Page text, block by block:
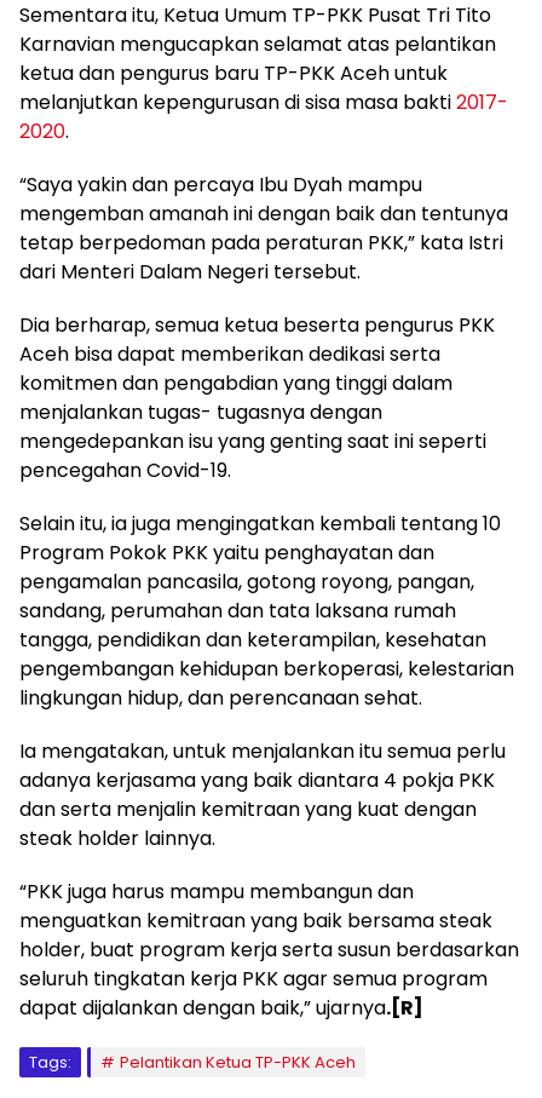
Sementara itu, Ketua Umum TP-PKK Pusat Tri Tito
Karnavian mengucapkan selamat atas pelantikan
ketua dan pengurus baru TP-PKK Aceh untuk
melanjutkan kepengurusan di sisa masa bakti2017-
2020.
“Saya yakin dan percaya Ibu Dyah mampu
mengemban amanah ini dengan baik dan tentunya
tetap berpedoman pada peraturan PKK,” kata Istri
dari Menteri Dalam Negeri tersebut.
Dia berharap, semua ketua beserta pengurus PKK
Aceh bisa dapat memberikan dedikasi serta
komitmen dan pengabdian yang tinggi dalam
menjalankan tugas- tugasnya dengan
mengedepankan isu yang genting saat ini seperti
pencegahan Covid-19.
Selain itu, ia juga mengingatkan kembali tentang 10
Program Pokok PKK yaitu penghayatan dan
pengamalan pancasila, gotong royong, pangan,
sandang, perumahan dan tata laksana rumah
tangga, pendidikan dan keterampilan, kesehatan
pengembangan kehidupan berkoperasi, kelestarian
lingkungan hidup, dan perencanaan sehat.
Ia mengatakan, untuk menjalankan itu semua perlu
adanya kerjasama yang baik diantara 4 pokja PKK
dan serta menjalin kemitraan yang kuat dengan
steak holder lainnya.
“PKK juga harus mampu membangun dan
menguatkan kemitraan yang baik bersama steak
holder, buat program kerja serta susun berdasarkan
seluruh tingkatan kerja PKK agar semua program
dapat dijalankan dengan baik,” ujarnya.[R]
Tags: Pelantikan Ketua TP-PKK Aceh